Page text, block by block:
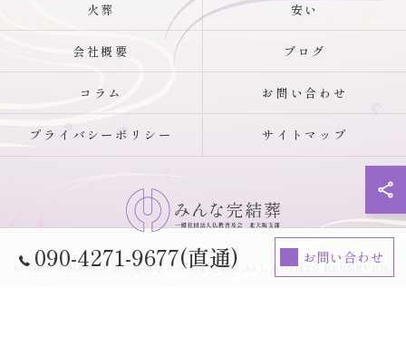
090-4271-9677(直通) お問い合わせ
火葬 安い
会社概要 ブログ
コラム お問い合わせ
プライバシーポリシー サイトマップ
© 2026 大阪府茨木市で葬儀ならみんな完結葬 ALL RIGHTS RESERVED.